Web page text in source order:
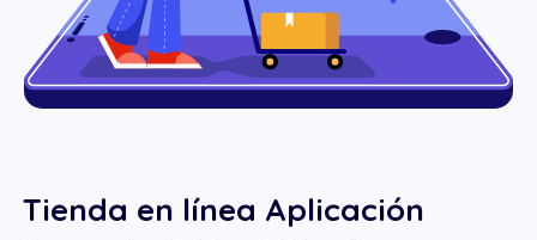
Tienda en línea Aplicación